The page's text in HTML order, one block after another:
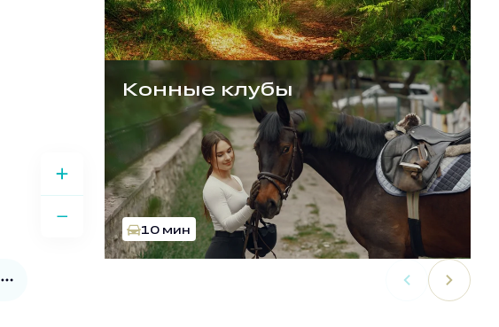
Конные клубы
10 мин